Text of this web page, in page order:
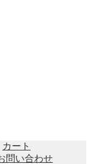
カート
問い合わせ